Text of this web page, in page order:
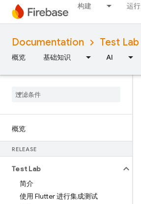
构建 运行
Documentation Test Lab
概览 基础知识 AI
概览
RELEASE
Test Lab
简介
使用 Flutter 进行集成测试